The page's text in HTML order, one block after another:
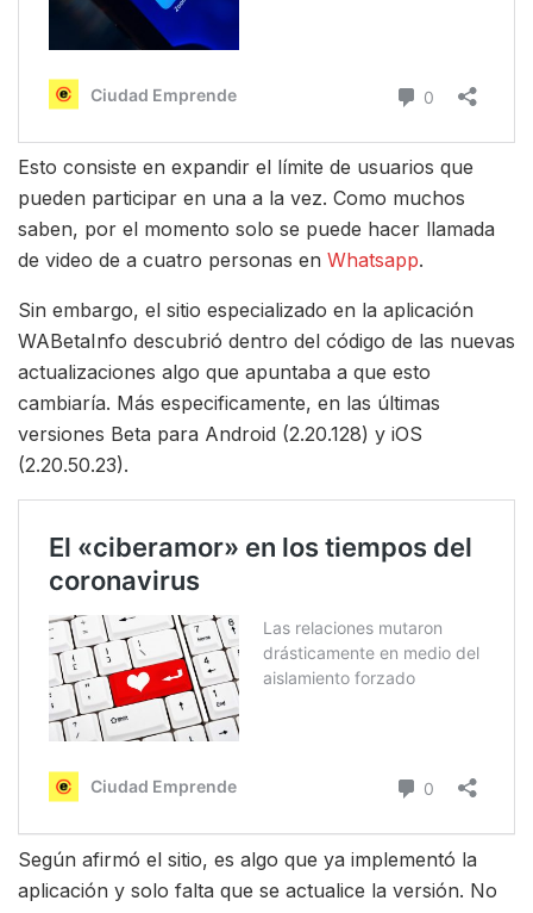
Esto consiste en expandir el límite de usuarios que
pueden participar en una a la vez. Como muchos
saben, por el momento solo se puede hacer llamada
de video de a cuatro personas en Whatsapp.
Sin embargo, el sitio especializado en la aplicación
WABetaInfo descubrió dentro del código de las nuevas
actualizaciones algo que apuntaba a que esto
cambiaría. Más especificamente, en las últimas
versiones Beta para Android (2.20.128) y iOS
(2.20.50.23).
Según afirmó el sitio, es algo que ya implementó la
aplicación y solo falta que se actualice la versión. No